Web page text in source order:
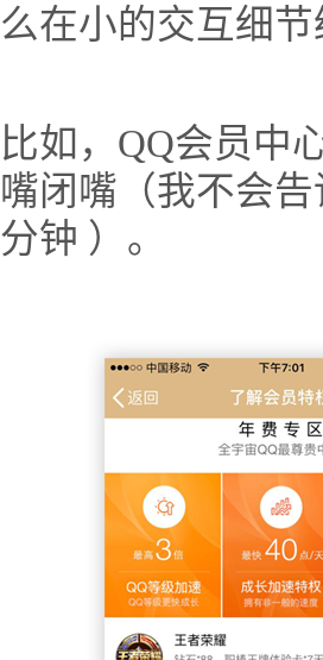
么在小的交互细
比如，QQ会员中
嘴闭嘴（我不会
分钟 ）。